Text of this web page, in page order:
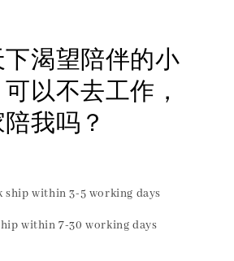
渴望陪伴的小
以不去工作，
我吗？
ship within 3-5 working days
within 7-30 working days